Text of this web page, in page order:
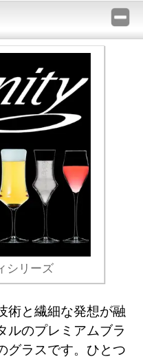
シリーズ
術と繊細な発想が融
ルのプレミアムブラ
グラスです。ひとつ